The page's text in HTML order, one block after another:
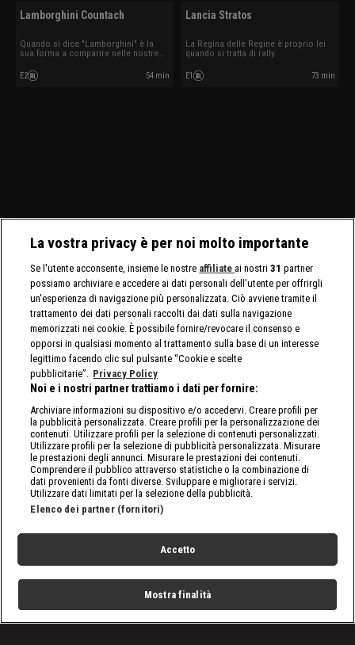
Lamborghini Countach
Quando si dice "Lamborghini" è la
sua forma a comparire nelle nostre
E2 54 min
Lancia Stratos
La Regina delle Regine è proprio lei
quando si tratta di rally.
E1 73 min
La vostra privacy è per noi molto importante
Se l'utente acconsente, insieme le nostre affiliate ai nostri31 partner
possiamo archiviare e accedere ai dati personali dell'utente per offrirgli
un'esperienza di navigazione più personalizzata. Ciò avviene tramite il
trattamento dei dati personali raccolti dai dati sulla navigazione
memorizzati nei cookie. È possibile fornire/revocare il consenso e
opporsi in qualsiasi momento al trattamento sulla base di un interesse
legittimo facendo clic sul pulsante “Cookie e scelte
pubblicitarie”. Privacy Policy
Noi e i nostri partner trattiamo i dati per fornire:
Archiviare informazioni su dispositivo e/o accedervi. Creare profili per
la pubblicità personalizzata. Creare profili per la personalizzazione dei
contenuti. Utilizzare profili per la selezione di contenuti personalizzati.
Utilizzare profili per la selezione di pubblicità personalizzata. Misurare
le prestazioni degli annunci. Misurare le prestazioni dei contenuti.
Comprendere il pubblico attraverso statistiche o la combinazione di
dati provenienti da fonti diverse. Sviluppare e migliorare i servizi.
Utilizzare dati limitati per la selezione della pubblicità.
Elenco dei partner (fornitori)
Accetto
Mostra finalità